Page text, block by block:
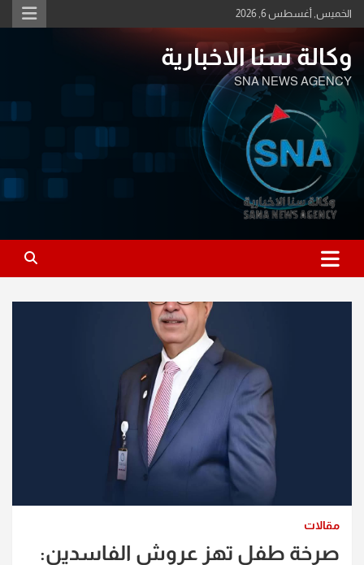
Skip
to
الخميس, أغسطس 6, 2026
وكالة سنا الاخبارية
SNA NEWS AGENCY
مقالات
صرخة طفل تهز عروش الفاسدين: